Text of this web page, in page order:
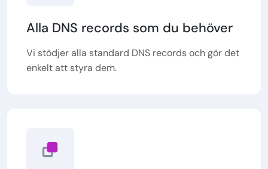
Alla DNS records som du behöver
Vi stödjer alla standard DNS records och gör det
enkelt att styra dem.